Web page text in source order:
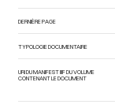
DERNIÈRE PAGE
TYPOLOGIE DOCUMENTAIRE
URI DU MANIFEST IIIF DU VOLUME
CONTENANT LE DOCUMENT